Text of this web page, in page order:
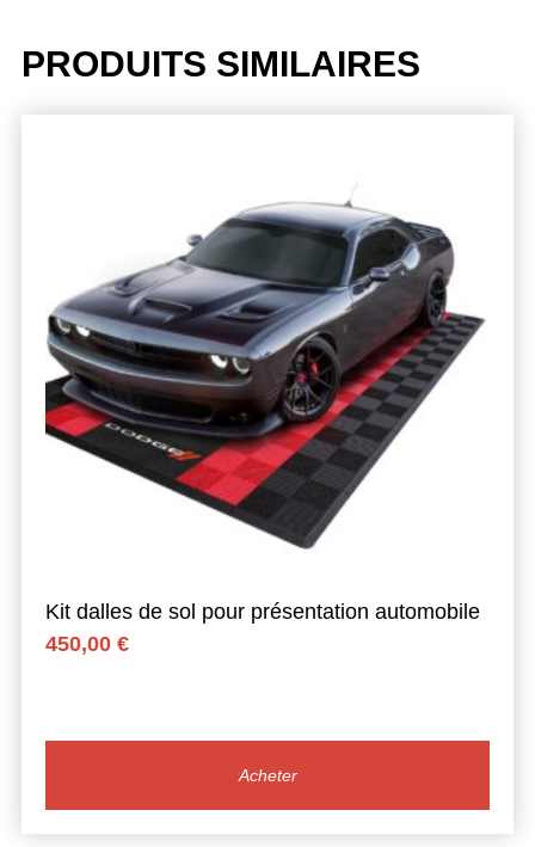
PRODUITS SIMILAIRES
Kit dalles de sol pour présentation automobile
450,00 €
Acheter